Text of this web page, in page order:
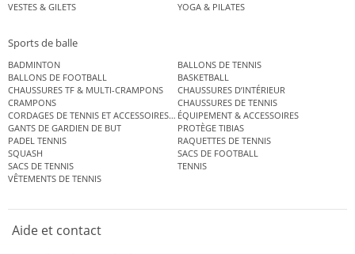
VESTES & GILETS
YOGA & PILATES
Sports de balle
BADMINTON
BALLONS DE TENNIS
BALLONS DE FOOTBALL
BASKETBALL
CHAUSSURES TF & MULTI-CRAMPONS
CHAUSSURES D’INTÉRIEUR
CRAMPONS
CHAUSSURES DE TENNIS
CORDAGES DE TENNIS ET ACCESSOIRES DE TENNISÉQUIPEMENT & ACCESSOIRES
GANTS DE GARDIEN DE BUT
PROTÈGE TIBIAS
PADEL TENNIS
RAQUETTES DE TENNIS
SQUASH
SACS DE FOOTBALL
SACS DE TENNIS
TENNIS
VÊTEMENTS DE TENNIS
Aide et contact